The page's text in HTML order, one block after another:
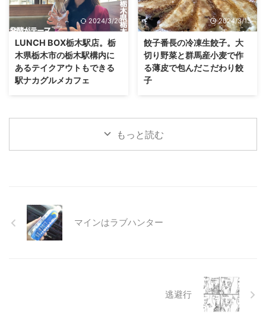
2024/3/20
LUNCH BOX栃木駅店。栃
木県栃木市の栃木駅構内に
あるテイクアウトもできる
駅ナカグルメカフェ
2024/3/13
餃子番長の冷凍生餃子。大
切り野菜と群馬産小麦で作
る薄皮で包んだこだわり餃
子
もっと読む
マインはラブハンター
逃避行